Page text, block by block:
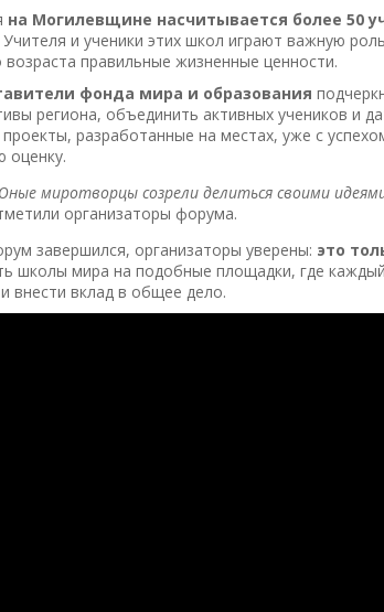
на Могилевщине насчитывается более 50
Учителя и ученики этих школ играют важную
возраста правильные жизненные ценности.
фонда мира и образования
региона, объединить активных учеников и
разработанные на местах, уже с
оценку.
миротворцы созрели делиться своими
организаторы форума.
завершился, организаторы уверены: это
школы мира на подобные площадки, где
внести вклад в общее дело.